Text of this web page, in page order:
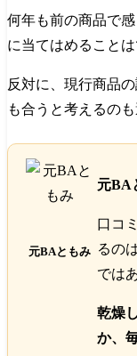
何年も前の商品で
に当てはめることは
反対に、現行商品
も合うと考えるの
元BAともみ
元BA
口コ
るの
では
乾燥
か、